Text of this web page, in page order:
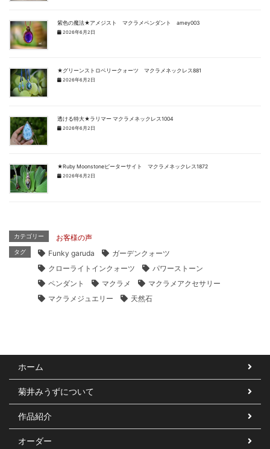
紫色の魔法★アメジスト マクラメペンダント amey003
2026年6月2日
★グリーンストロベリークォーツ マクラメネックレス881
2026年6月2日
透ける特大★ラリマー マクラメネックレス1004
2026年6月2日
★Ruby Moonstoneピーターサイト マクラメネックレス1872
2026年6月2日
カテゴリー お客様の声
タグ Funky garuda
ガーデンクォーツ
クローライトインクォーツ
パワーストーン
ペンダント
マクラメ
マクラメアクセサリー
マクラメジュエリー
天然石
ホーム
菊井みうずについて
作品紹介
オーダー